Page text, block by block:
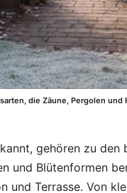
die Zäune, Pergolen und
gehören zu
und Blütenformen
und Terrasse. Von